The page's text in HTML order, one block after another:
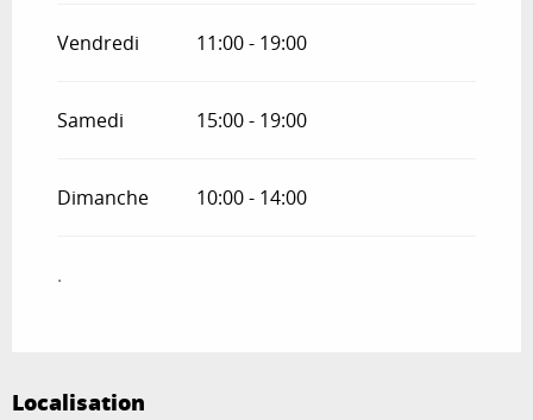
Vendredi 11:00 - 19:00
Samedi 15:00 - 19:00
Dimanche 10:00 - 14:00
.
Localisation